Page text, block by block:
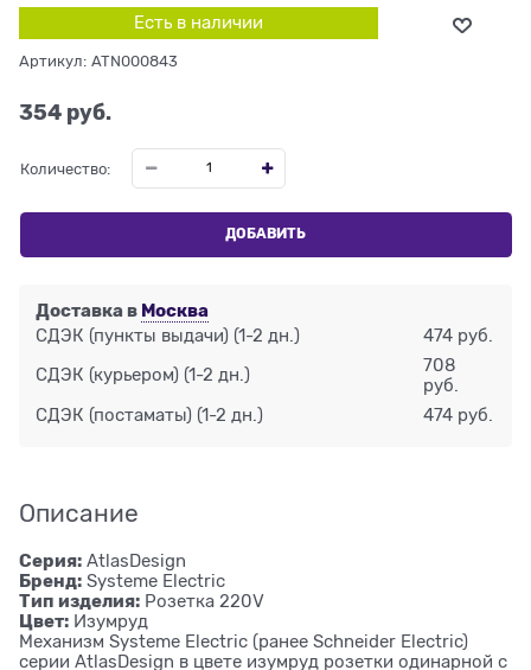
Есть в наличии
Артикул: ATN000843
354 руб.
Количество:
ДОБАВИТЬ
Доставка в Москва
СДЭК (пункты выдачи) (1-2 дн.) 474 руб.
СДЭК (курьером) (1-2 дн.)
708
руб.
СДЭК (постаматы) (1-2 дн.) 474 руб.
Описание
Серия: AtlasDesign
Бренд: Systeme Electric
Тип изделия: Розетка 220V
Цвет: Изумруд
Механизм Systeme Electric (ранее Schneider Electric)
серии AtlasDesign в цвете изумруд розетки одинарной с